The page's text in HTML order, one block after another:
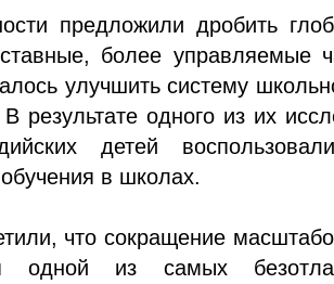
предложили дробить
более управляемые
улучшить систему
результате одного из их
детей
в школах.
что сокращение
одной из самых